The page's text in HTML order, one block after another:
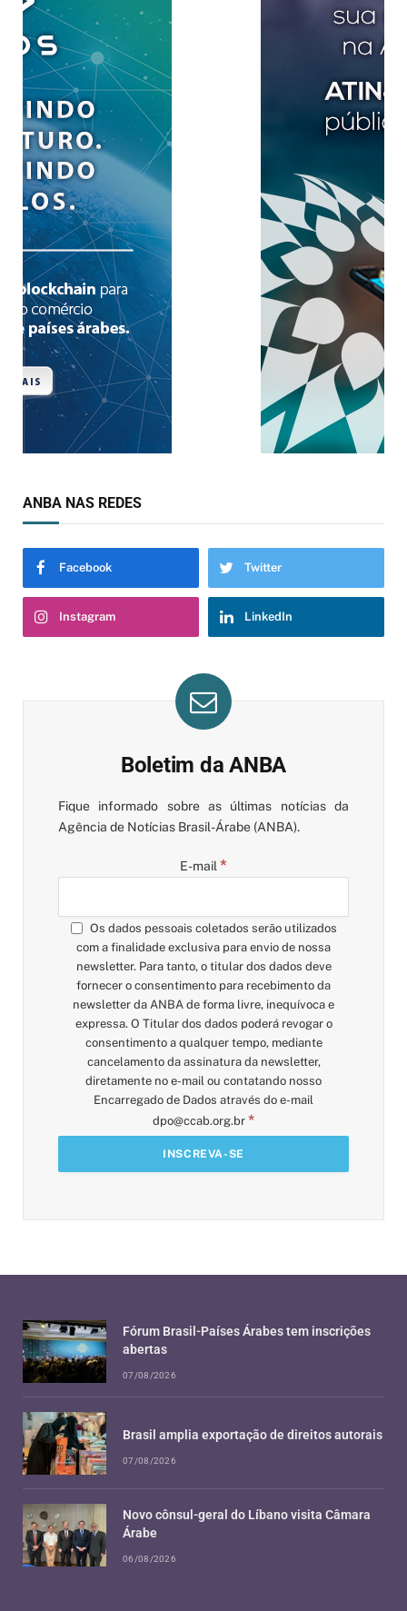
ANBA NAS REDES
Facebook Twitter
Instagram LinkedIn
Boletim da ANBA
Fique informado sobre as últimas notícias da
Agência de Notícias Brasil-Árabe (ANBA).
E-mail*
Os dados pessoais coletados serão utilizados
com a finalidade exclusiva para envio de nossa
newsletter. Para tanto, o titular dos dados deve
fornecer o consentimento para recebimento da
newsletter da ANBA de forma livre, inequívoca e
expressa. O Titular dos dados poderá revogar o
consentimento a qualquer tempo, mediante
cancelamento da assinatura da newsletter,
diretamente no e-mail ou contatando nosso
Encarregado de Dados através do e-mail
dpo@ccab.org.br *
Fórum Brasil-Países Árabes tem inscrições
abertas
07/08/2026
Brasil amplia exportação de direitos autorais
07/08/2026
Novo cônsul-geral do Líbano visita Câmara
Árabe
06/08/2026